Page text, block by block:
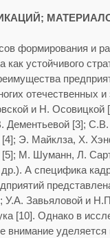
формирования и
как устойчивого
отечественных
и Н. Осовицкой
Дементьевой [3]; С.В.
[4]; Э. Майклза, Х.
M. Шуманн, Л.
А специфика
У.А. Завьяловой и
[10]. Однако в
внимание